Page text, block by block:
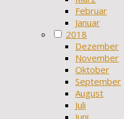
Februar
Januar
2018
Dezember
November
Oktober
September
August
Juli